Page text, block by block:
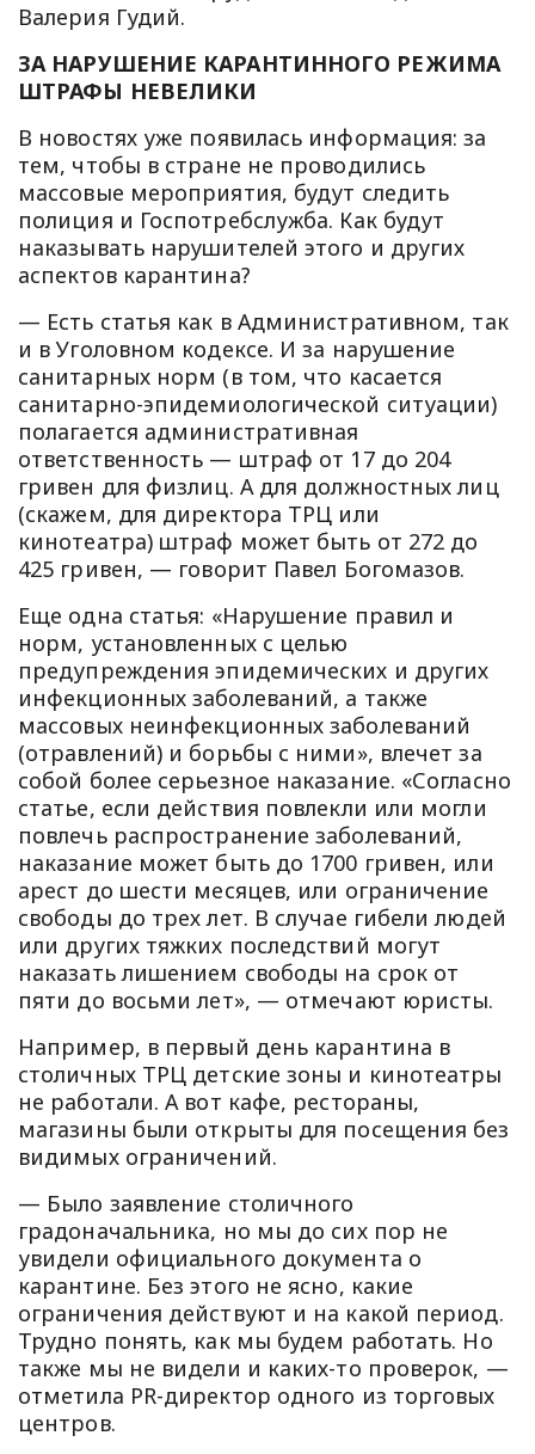
Валерия Гудий.
ЗА НАРУШЕНИЕ КАРАНТИННОГО РЕЖИМА
ШТРАФЫ НЕВЕЛИКИ
В новостях уже появилась информация: за
тем, чтобы в стране не проводились
массовые мероприятия, будут следить
полиция и Госпотребслужба. Как будут
наказывать нарушителей этого и других
аспектов карантина?
— Есть статья как в Административном, так
и в Уголовном кодексе. И за нарушение
санитарных норм (в том, что касается
санитарно-эпидемиологической ситуации)
полагается административная
ответственность — штраф от 17 до 204
гривен для физлиц. А для должностных лиц
(скажем, для директора ТРЦ или
кинотеатра) штраф может быть от 272 до
425 гривен, — говорит Павел Богомазов.
Еще одна статья: «Нарушение правил и
норм, установленных с целью
предупреждения эпидемических и других
инфекционных заболеваний, а также
массовых неинфекционных заболеваний
(отравлений) и борьбы с ними», влечет за
собой более серьезное наказание. «Согласно
статье, если действия повлекли или могли
повлечь распространение заболеваний,
наказание может быть до 1700 гривен, или
арест до шести месяцев, или ограничение
свободы до трех лет. В случае гибели людей
или других тяжких последствий могут
наказать лишением свободы на срок от
пяти до восьми лет», — отмечают юристы.
Например, в первый день карантина в
столичных ТРЦ детские зоны и кинотеатры
не работали. А вот кафе, рестораны,
магазины были открыты для посещения без
видимых ограничений.
— Было заявление столичного
градоначальника, но мы до сих пор не
увидели официального документа о
карантине. Без этого не ясно, какие
ограничения действуют и на какой период.
Трудно понять, как мы будем работать. Но
также мы не видели и каких-то проверок, —
отметила PR-директор одного из торговых
центров.